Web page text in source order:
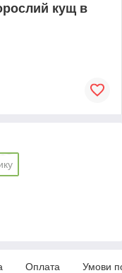
кущ в
Оплата Умови